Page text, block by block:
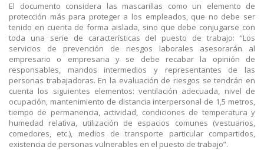
El documento considera las mascarillas como un elemento de
protección más para proteger a los empleados, que no debe ser
tenido en cuenta de forma aislada, sino que debe conjugarse con
toda una serie de características del puesto de trabajo: “Los
servicios de prevención de riesgos laborales asesorarán al
empresario o empresaria y se debe recabar la opinión de
responsables, mandos intermedios y representantes de las
personas trabajadoras. En la evaluación de riesgos se tendrán en
cuenta los siguientes elementos: ventilación adecuada, nivel de
ocupación, mantenimiento de distancia interpersonal de 1,5 metros,
tiempo de permanencia, actividad, condiciones de temperatura y
humedad relativa, utilización de espacios comunes (vestuarios,
comedores, etc.), medios de transporte particular compartidos,
existencia de personas vulnerables en el puesto de trabajo”.